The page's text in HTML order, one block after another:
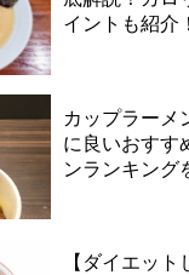
イントも紹介！
カップラーメ
に良いおすす
ンランキング
【ダイエッ